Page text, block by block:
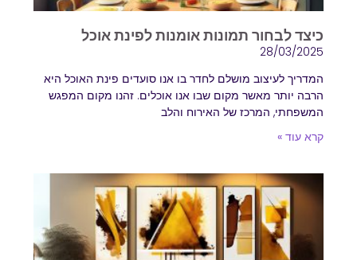
font_download סמן קישורים
לאפס
את
השארת משוב
כיצד לבחור תמונות אומנות לפינת אוכל
28/03/2025
המדריך לעיצוב מושלם לחדר בו אנו סועדים פינת האוכל היא
הרבה יותר מאשר מקום שבו אנו אוכלים. זהנו מקום המפגש
המשפחתי, המרכז של האירוח והלב
קרא עוד »